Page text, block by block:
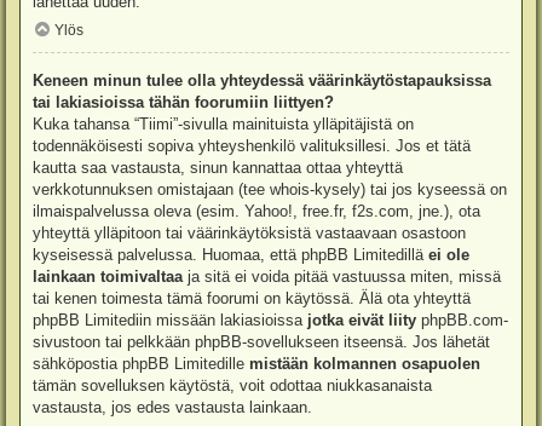
Ylös
Keneen minun tulee olla yhteydessä väärinkäytöstapauksissa
tai lakiasioissa tähän foorumiin liittyen?
Kuka tahansa “Tiimi”-sivulla mainituista ylläpitäjistä on
todennäköisesti sopiva yhteyshenkilö valituksillesi. Jos et tätä
kautta saa vastausta, sinun kannattaa ottaa yhteyttä
verkkotunnuksen omistajaan (tee whois-kysely) tai jos kyseessä on
ilmaispalvelussa oleva (esim. Yahoo!, free.fr, f2s.com, jne.), ota
yhteyttä ylläpitoon tai väärinkäytöksistä vastaavaan osastoon
kyseisessä palvelussa. Huomaa, että phpBB Limitedillä ei ole
lainkaan toimivaltaaja sitä ei voida pitää vastuussa miten, missä
tai kenen toimesta tämä foorumi on käytössä. Älä ota yhteyttä
phpBB Limitediin missään lakiasioissa jotka eivät liity phpBB.com-
sivustoon tai pelkkään phpBB-sovellukseen itseensä. Jos lähetät
sähköpostia phpBB Limitedille mistään kolmannen osapuolen
tämän sovelluksen käytöstä, voit odottaa niukkasanaista
vastausta, jos edes vastausta lainkaan.